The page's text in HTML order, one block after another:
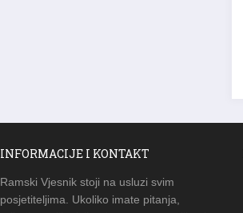
INFORMACIJE I KONTAKT
Ramski Vjesnik stoji na usluzi svim
posjetiteljima. Ukoliko imate pitanja,